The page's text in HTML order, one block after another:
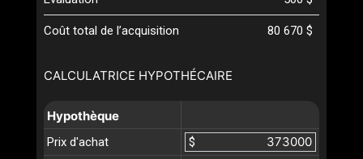
CALCULATRICE HYPOTHÉCAIRE
Hypothèque
Prix d'achat
$
Coût total de l’acquisition 80 670 $